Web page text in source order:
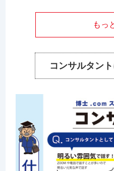
もっ
コンサルタン